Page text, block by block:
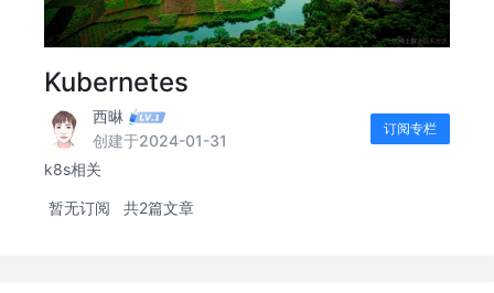
Kubernetes
西晽
创建于2024-01-31
订阅专栏
k8s相关
暂无订阅 共2篇文章